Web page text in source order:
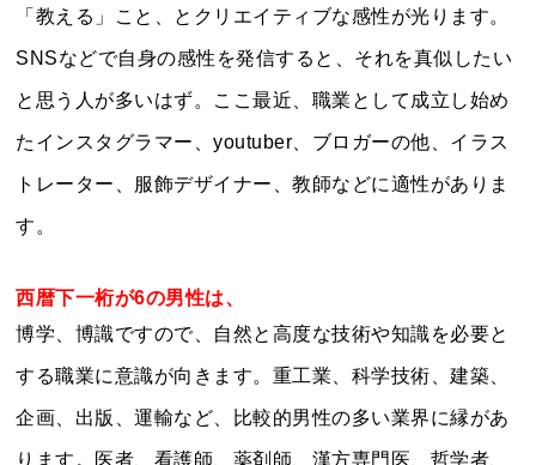
「教える」こと、とクリエイティブな感性が光ります。
SNSなどで自身の感性を発信すると、それを真似したい
と思う人が多いはず。ここ最近、職業として成立し始め
たインスタグラマー、youtuber、ブロガーの他、イラス
トレーター、服飾デザイナー、教師などに適性がありま
す。
西暦下一桁が6の男性は、
博学、博識ですので、自然と高度な技術や知識を必要と
する職業に意識が向きます。重工業、科学技術、建築、
企画、出版、運輸など、比較的男性の多い業界に縁があ
ります。医者、看護師、薬剤師、漢方専門医、哲学者、